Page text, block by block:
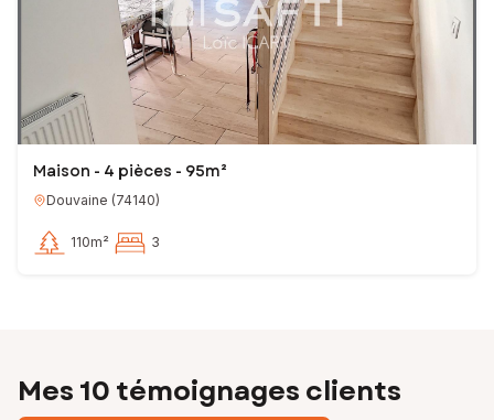
Maison - 4 pièces - 95m²
Douvaine (74140)
110m² 3
Mes 10 témoignages clients